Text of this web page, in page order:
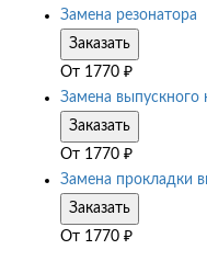
Замена резонатора
Заказать
От 1770 ₽
Замена выпускного
Заказать
От 1770 ₽
Замена прокладки
Заказать
От 1770 ₽